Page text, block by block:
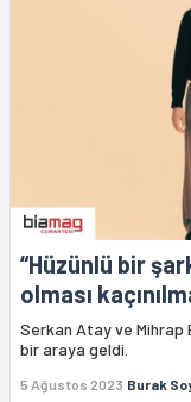
“Hüzünlü bir
olması
Serkan Atay ve Mihrap
bir araya geldi.
5 Ağustos 2023 Burak